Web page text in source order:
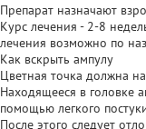
Препарат назначают
Курс лечения - 2-8
лечения возможно по
Как вскрыть ампулу
Цветная точка должна
Находящееся в головке
помощью легкого
После этого следует